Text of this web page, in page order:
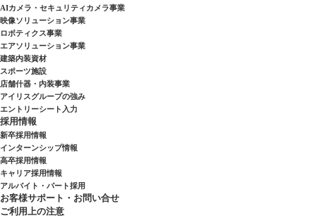
AIカメラ・セキュリティカメラ事業
映像ソリューション事業
ロボティクス事業
エアソリューション事業
建築内装資材
スポーツ施設
店舗什器・内装事業
アイリスグループの強み
エントリーシート入力
採用情報
新卒採用情報
インターンシップ情報
高卒採用情報
キャリア採用情報
アルバイト・パート採用
お客様サポート・お問い合せ
ご利用上の注意